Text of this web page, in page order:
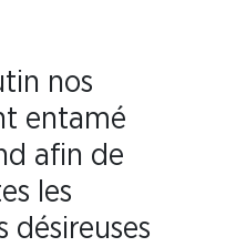
nos
entamé
afin de
les
désireuses